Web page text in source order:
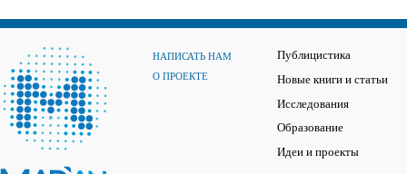
НАПИСАТЬ НАМ
О ПРОЕКТЕ
Публицистика
Новые книги и статьи
Исследования
Образование
Идеи и проекты